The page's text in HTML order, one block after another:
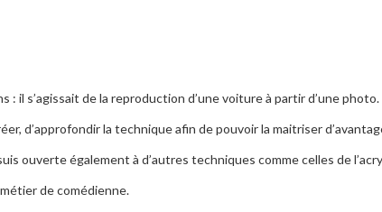
: il s’agissait de la reproduction d’une voiture à partir d’une photo.
d’approfondir la technique afin de pouvoir la maitriser
ouverte également à d’autres techniques comme celles de
de comédienne.